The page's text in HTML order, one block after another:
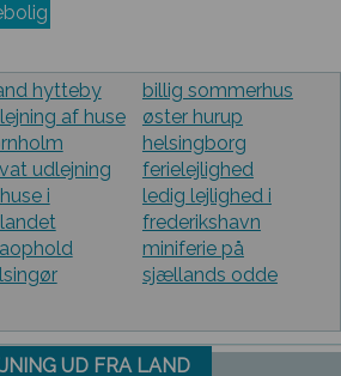
hytteby
af huse
udlejning
i
billig sommerhus
øster hurup
helsingborg
ferielejlighed
ledig lejlighed i
frederikshavn
miniferie på
sjællands odde
UD FRA LAND